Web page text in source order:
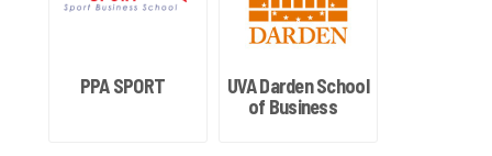
PPA SPORT
UVA Darden School
of Business